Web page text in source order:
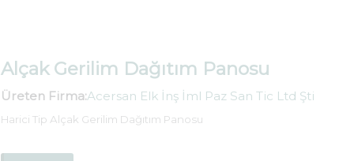
Alçak Gerilim Dağıtım Panosu
Üreten Firma:Acersan Elk İnş İml Paz San Tic Ltd Şti
Harici Tip Alçak Gerilim Dağıtım Panosu